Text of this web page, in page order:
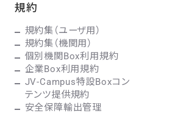
規約
規約集（ユーザ用）
規約集（機関用）
個別機関Box利用規約
企業Box利用規約
JV-Campus特設Boxコン
テンツ提供規約
安全保障輸出管理